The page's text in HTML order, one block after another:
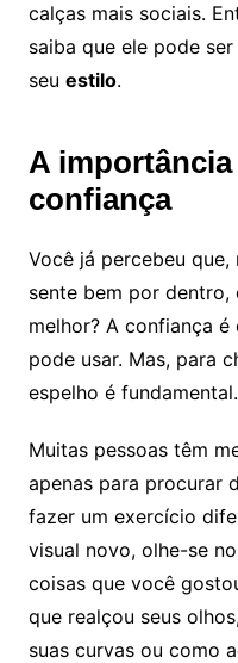
calças mais sociais.
saiba que ele pode
seu estilo.
A
confiança
Você já percebeu
sente bem por
melhor? A confiança
pode usar. Mas, para
espelho é fundamental.
Muitas pessoas têm
apenas para procurar
fazer um exercício
visual novo, olhe-se
coisas que você
que realçou seus
suas curvas ou como